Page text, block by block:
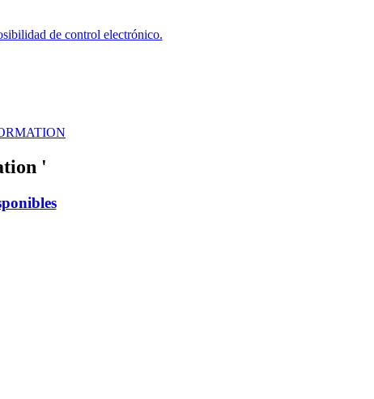
de control electrónico.
'